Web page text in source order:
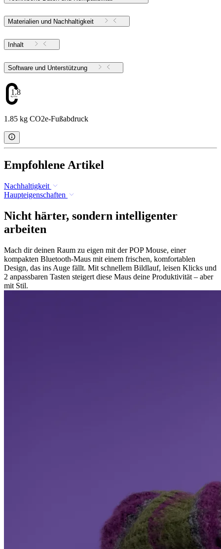
Materialien und Nachhaltigkeit
Inhalt
Software und Unterstützung
1.85
1.85 kg CO2e-Fußabdruck
Empfohlene Artikel
Nachhaltigkeit
Haupteigenschaften
Nicht härter, sondern intelligenter
arbeiten
Mach dir deinen Raum zu eigen mit der POP Mouse, einer
kompakten Bluetooth-Maus mit einem frischen, komfortablen
Design, das ins Auge fällt. Mit schnellem Bildlauf, leisen Klicks und
2 anpassbaren Tasten steigert diese Maus deine Produktivität – aber
mit Stil.